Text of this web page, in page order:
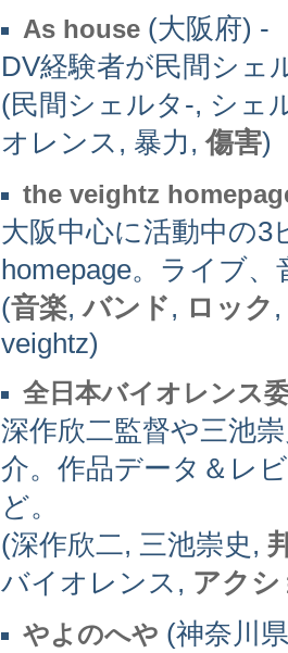
As house (大阪府) -
DV経験者が民間シェ
(民間シェルタ-, シェ
オレンス, 暴力,傷害)
the veightz
大阪中心に活動中の3
homepage。ライブ
(音楽,バンド, ロック ,
veightz)
全日本バイオレンス
深作欣二監督や三池
介。作品データ＆レ
ど。
(深作欣二, 三池崇史,
バイオレンス, アク
やよのへや (神奈川